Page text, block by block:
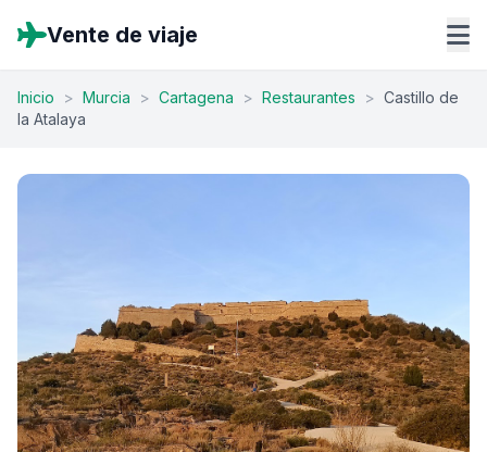
Vente de viaje
Inicio > Murcia > Cartagena > Restaurantes > Castillo de
la Atalaya